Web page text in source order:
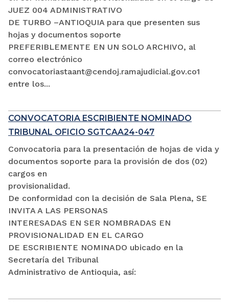
JUEZ 004 ADMINISTRATIVO
DE TURBO –ANTIOQUIA para que presenten sus
hojas y documentos soporte
PREFERIBLEMENTE EN UN SOLO ARCHIVO, al
correo electrónico
convocatoriastaant@cendoj.ramajudicial.gov.co1
entre los...
CONVOCATORIA ESCRIBIENTE NOMINADO
TRIBUNAL OFICIO SGTCAA24-047
Convocatoria para la presentación de hojas de vida y
documentos soporte para la provisión de dos (02)
cargos en
provisionalidad.
De conformidad con la decisión de Sala Plena, SE
INVITA A LAS PERSONAS
INTERESADAS EN SER NOMBRADAS EN
PROVISIONALIDAD EN EL CARGO
DE ESCRIBIENTE NOMINADO ubicado en la
Secretaría del Tribunal
Administrativo de Antioquia, así: